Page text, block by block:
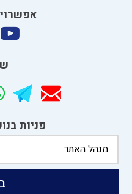
פניות
מנהל האתר